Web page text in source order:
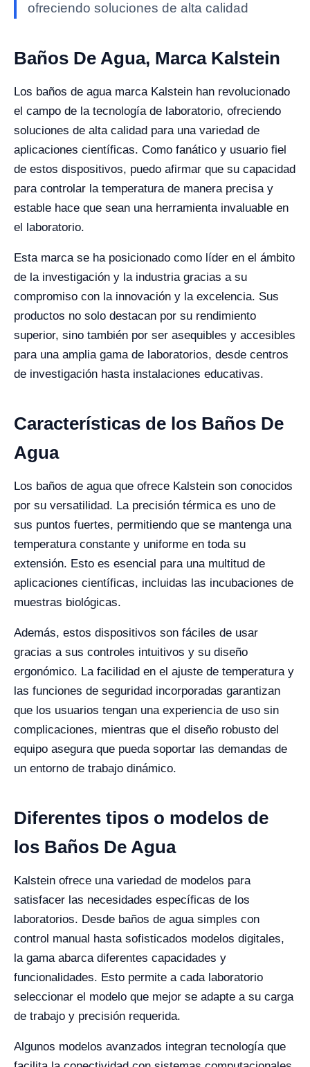
ofreciendo soluciones de alta calidad
Baños De Agua, Marca Kalstein
Los baños de agua marca Kalstein han revolucionado
el campo de la tecnología de laboratorio, ofreciendo
soluciones de alta calidad para una variedad de
aplicaciones científicas. Como fanático y usuario fiel
de estos dispositivos, puedo afirmar que su capacidad
para controlar la temperatura de manera precisa y
estable hace que sean una herramienta invaluable en
el laboratorio.
Esta marca se ha posicionado como líder en el ámbito
de la investigación y la industria gracias a su
compromiso con la innovación y la excelencia. Sus
productos no solo destacan por su rendimiento
superior, sino también por ser asequibles y accesibles
para una amplia gama de laboratorios, desde centros
de investigación hasta instalaciones educativas.
Características de los Baños De
Agua
Los baños de agua que ofrece Kalstein son conocidos
por su versatilidad. La precisión térmica es uno de
sus puntos fuertes, permitiendo que se mantenga una
temperatura constante y uniforme en toda su
extensión. Esto es esencial para una multitud de
aplicaciones científicas, incluidas las incubaciones de
muestras biológicas.
Además, estos dispositivos son fáciles de usar
gracias a sus controles intuitivos y su diseño
ergonómico. La facilidad en el ajuste de temperatura y
las funciones de seguridad incorporadas garantizan
que los usuarios tengan una experiencia de uso sin
complicaciones, mientras que el diseño robusto del
equipo asegura que pueda soportar las demandas de
un entorno de trabajo dinámico.
Diferentes tipos o modelos de
los Baños De Agua
Kalstein ofrece una variedad de modelos para
satisfacer las necesidades específicas de los
laboratorios. Desde baños de agua simples con
control manual hasta sofisticados modelos digitales,
la gama abarca diferentes capacidades y
funcionalidades. Esto permite a cada laboratorio
seleccionar el modelo que mejor se adapte a su carga
de trabajo y precisión requerida.
Algunos modelos avanzados integran tecnología que